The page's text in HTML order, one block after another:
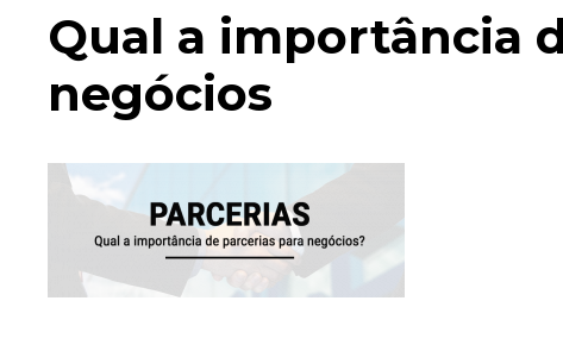
Qual a importância
negócios